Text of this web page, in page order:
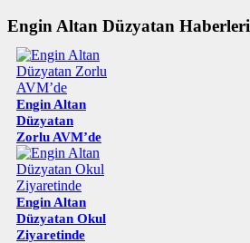
Engin Altan Düzyatan Haberleri
Engin Altan
Düzyatan
Zorlu AVM’de
Engin Altan
Düzyatan Okul
Ziyaretinde